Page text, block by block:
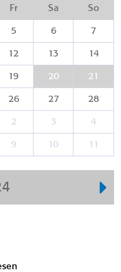
Fr Sa So
5 6 7
12 13 14
19 20 21
26 27 28
2 3 4
9 10 11